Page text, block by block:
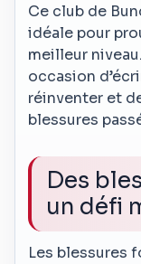
Ce club de
idéale pour
meilleur
occasion
réinventer et
blessures
Des
un défi
Les blessures